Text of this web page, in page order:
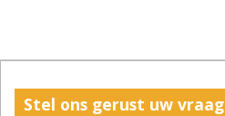
Stel ons gerust uw vraag